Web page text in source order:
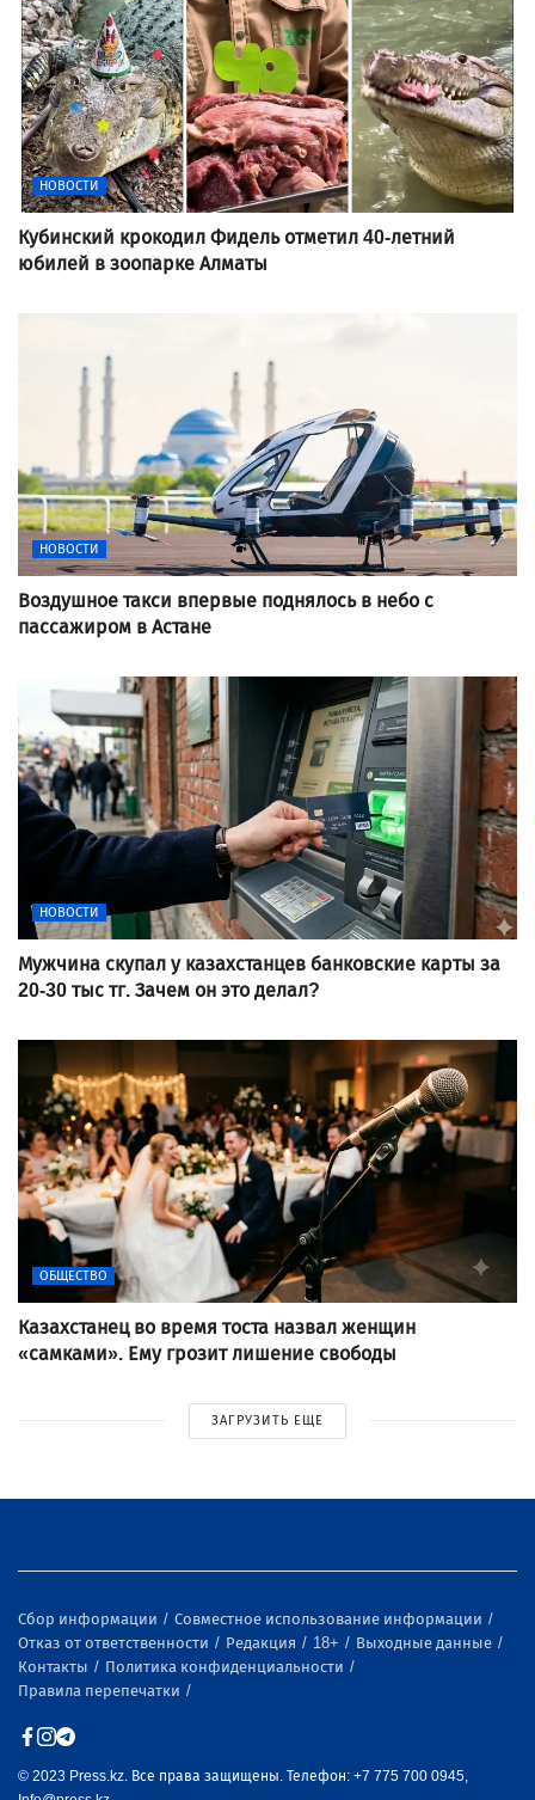
НОВОСТИ
Кубинский крокодил Фидель отметил 40-летний
юбилей в зоопарке Алматы
НОВОСТИ
Воздушное такси впервые поднялось в небо с
пассажиром в Астане
НОВОСТИ
Мужчина скупал у казахстанцев банковские карты за
20-30 тыс тг. Зачем он это делал?
ОБЩЕСТВО
Казахстанец во время тоста назвал женщин
«самками». Ему грозит лишение свободы
ЗАГРУЗИТЬ ЕЩЕ
Сбор информации
Совместное использование информации
Отказ от ответственности
Редакция 18+
Выходные данные
Контакты
Политика конфиденциальности
Правила перепечатки
© 2023 Press.kz. Все права защищены. Телефон: +7 775 700 0945,